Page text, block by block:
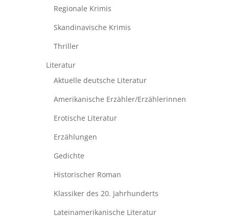
Regionale Krimis
Skandinavische Krimis
Thriller
Literatur
Aktuelle deutsche Literatur
Amerikanische Erzähler/Erzählerinnen
Erotische Literatur
Erzählungen
Gedichte
Historischer Roman
Klassiker des 20. Jahrhunderts
Lateinamerikanische Literatur